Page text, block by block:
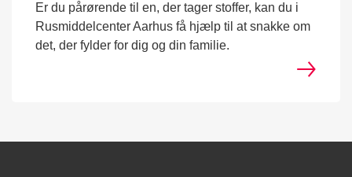
Er du pårørende til en, der tager stoffer, kan du i
Rusmiddelcenter Aarhus få hjælp til at snakke om
det, der fylder for dig og din familie.